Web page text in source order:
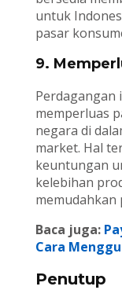
untuk
pasar
9.
Perdagangan
memperluas
negara di
market. Hal
keuntungan
kelebihan
memudahkan
Baca juga:
Cara
Penutup